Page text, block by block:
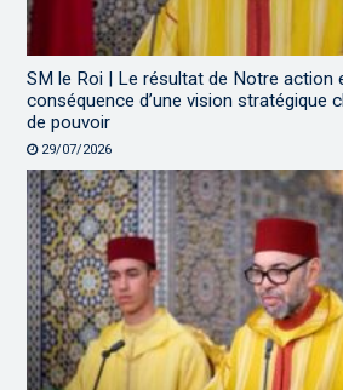
SM le Roi | Le résultat de Notre action
conséquence d’une vision stratégique
de pouvoir
29/07/2026